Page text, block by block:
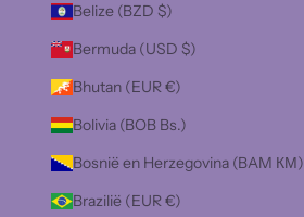
Belize (BZD $)
Bermuda (USD $)
Bhutan (EUR €)
Bolivia (BOB Bs.)
Bosnië en Herzegovina (BAM КМ)
Brazilië (EUR €)